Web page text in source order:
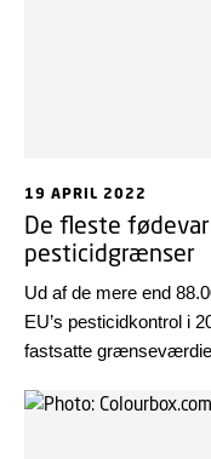
19 APRIL 2022
De fleste
pesticidgrænser
Ud af de mere end
EU’s pesticidkontrol i
fastsatte